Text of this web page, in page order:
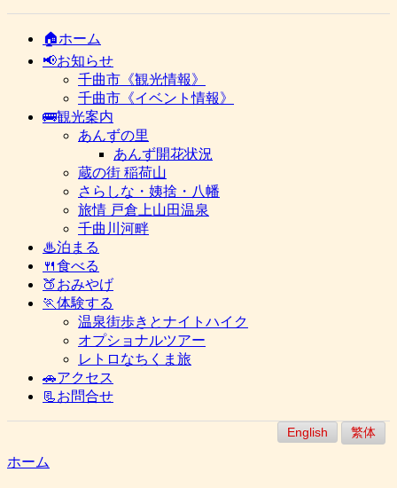
🏠ホーム
📢お知らせ
千曲市《観光情報》
千曲市《イベント情報》
🚌観光案内
あんずの里
あんず開花状況
蔵の街 稲荷山
さらしな・姨捨・八幡
旅情 戸倉上山田温泉
千曲川河畔
♨泊まる
🍴食べる
🍑おみやげ
🏃体験する
温泉街歩きとナイトハイク
オプショナルツアー
レトロなちくま旅
🚗アクセス
📃お問合せ
English 繁体
ホーム